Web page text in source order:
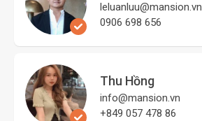
leluanluu@mansion.vn
0906 698 656
Thu Hồng
info@mansion.vn
+849 057 478 86